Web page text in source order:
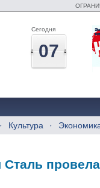
Сегодня
07
Культура
Сталь